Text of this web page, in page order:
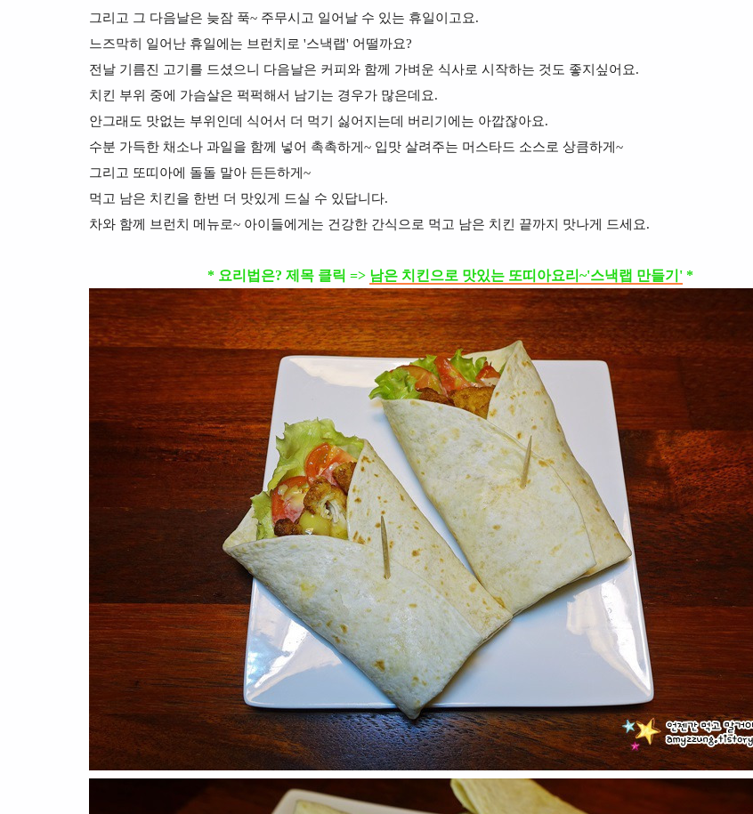
그리고 그 다음날은 늦잠 푹~ 주무시고 일어날 수 있는 휴일이고요.
느즈막히 일어난 휴일에는 브런치로 '스낵랩' 어떨까요?
전날 기름진 고기를 드셨으니 다음날은 커피와 함께 가벼운 식사로 시작하는 것도 좋지싶어요.
치킨 부위 중에 가슴살은 퍽퍽해서 남기는 경우가 많은데요.
안그래도 맛없는 부위인데 식어서 더 먹기 싫어지는데 버리기에는 아깝잖아요.
수분 가득한 채소나 과일을 함께 넣어 촉촉하게~ 입맛 살려주는 머스타드 소스로 상큼하게~
그리고 또띠아에 돌돌 말아 든든하게~
먹고 남은 치킨을 한번 더 맛있게 드실 수 있답니다.
차와 함께 브런치 메뉴로~ 아이들에게는 건강한 간식으로 먹고 남은 치킨 끝까지 맛나게 드세요.
* 요리법은? 제목 클릭 => 남은 치킨으로 맛있는 또띠아요리~'스낵랩 만들기' *